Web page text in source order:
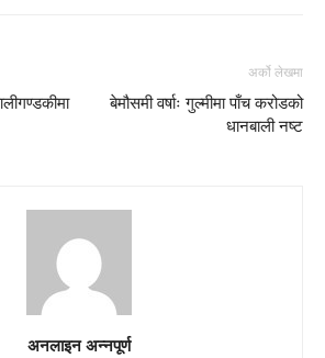
अर्को लेखमा
बेमौसमी वर्षाः गुल्मीमा पाँच करोडको
धानबाली नष्ट
अनलाइन अन्नपूर्ण